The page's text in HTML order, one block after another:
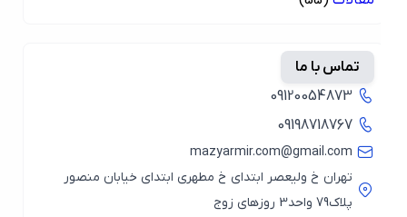
تماس با ما
09120054873
09198718767
mazyarmir.com@gmail.com
تهران خ ولیعصر ابتدای خ مطهری ابتدای خیابان منصور